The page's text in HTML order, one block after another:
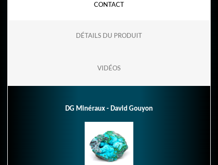
CONTACT
DÉTAILS DU PRODUIT
VIDÉOS
DG Minéraux - David Gouyon